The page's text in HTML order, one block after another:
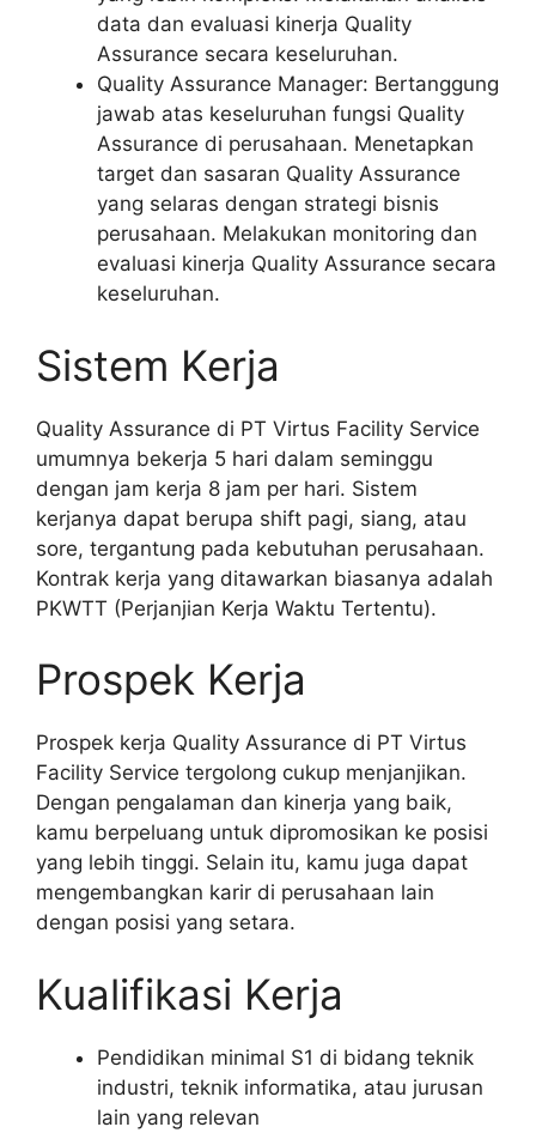
data dan evaluasi kinerja Quality
Assurance secara keseluruhan.
Quality Assurance Manager: Bertanggung
jawab atas keseluruhan fungsi Quality
Assurance di perusahaan. Menetapkan
target dan sasaran Quality Assurance
yang selaras dengan strategi bisnis
perusahaan. Melakukan monitoring dan
evaluasi kinerja Quality Assurance secara
keseluruhan.
Sistem Kerja
Quality Assurance di PT Virtus Facility Service
umumnya bekerja 5 hari dalam seminggu
dengan jam kerja 8 jam per hari. Sistem
kerjanya dapat berupa shift pagi, siang, atau
sore, tergantung pada kebutuhan perusahaan.
Kontrak kerja yang ditawarkan biasanya adalah
PKWTT (Perjanjian Kerja Waktu Tertentu).
Prospek Kerja
Prospek kerja Quality Assurance di PT Virtus
Facility Service tergolong cukup menjanjikan.
Dengan pengalaman dan kinerja yang baik,
kamu berpeluang untuk dipromosikan ke posisi
yang lebih tinggi. Selain itu, kamu juga dapat
mengembangkan karir di perusahaan lain
dengan posisi yang setara.
Kualifikasi Kerja
Pendidikan minimal S1 di bidang teknik
industri, teknik informatika, atau jurusan
lain yang relevan